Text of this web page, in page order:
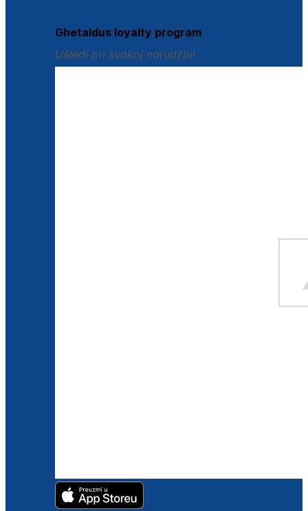
Ghetaldus loyalty program
Uštedi pri svakoj narudžbi!